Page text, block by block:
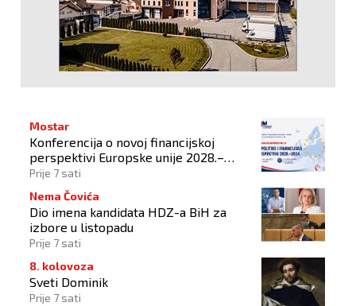
Mostar
Konferencija o novoj financijskoj
perspektivi Europske unije 2028.–
2034.
Prije 7 sati
Nema Čovića
Dio imena kandidata HDZ-a BiH za
izbore u listopadu
Prije 7 sati
8. kolovoza
Sveti Dominik
Prije 7 sati